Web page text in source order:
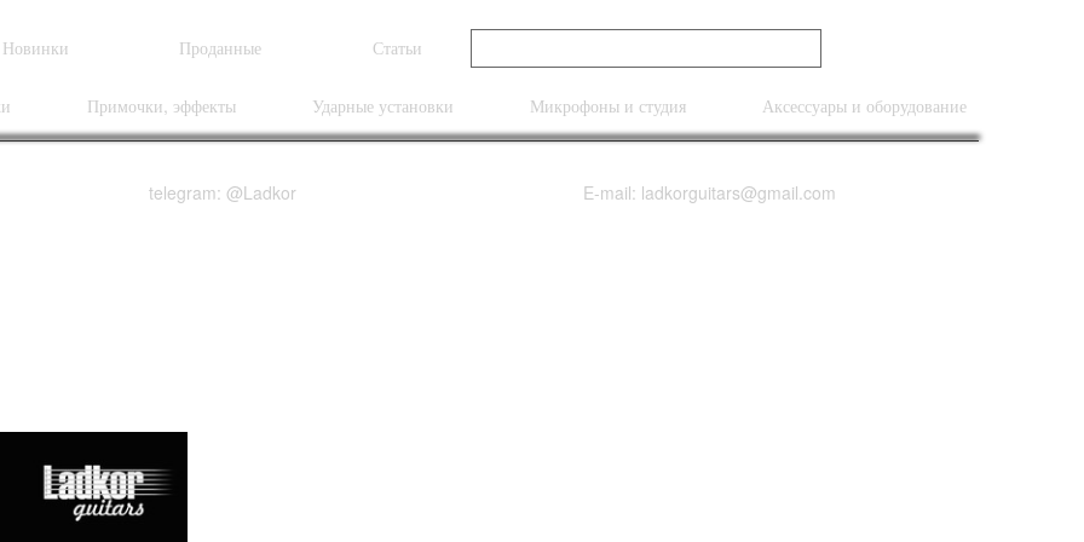
Новинки Проданные Статьи
Примочки, эффекты Ударные установки Микрофоны и студия Аксессуары и оборудование
telegram: @Ladkor E-mail: ladkorguitars@gmail.com